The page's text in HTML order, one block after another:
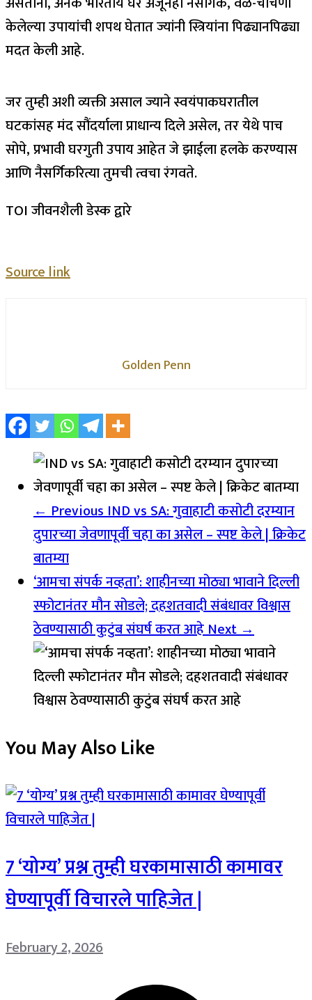
केलेल्या उपायांची शपथ घेतात ज्यांनी स्त्रियांना पिढ्यानपिढ्या
मदत केली आहे.
जर तुम्ही अशी व्यक्ती असाल ज्याने स्वयंपाकघरातील
घटकांसह मंद सौंदर्याला प्राधान्य दिले असेल, तर येथे पाच
सोपे, प्रभावी घरगुती उपाय आहेत जे झाईला हलके करण्यास
आणि नैसर्गिकरित्या तुमची त्वचा रंगवते.
TOI जीवनशैली डेस्क द्वारे
Source link
Golden Penn
← PreviousIND vs SA: गुवाहाटी कसोटी दरम्यान
दुपारच्या जेवणापूर्वी चहा का असेल – स्पष्ट केले | क्रिकेट
बातम्या
‘आमचा संपर्क नव्हता’: शाहीनच्या मोठ्या भावाने दिल्ली
स्फोटानंतर मौन सोडले; दहशतवादी संबंधावर विश्वास
ठेवण्यासाठी कुटुंब संघर्ष करत आहेNext →
You May Also Like
7 ‘योग्य’ प्रश्न तुम्ही घरकामासाठी कामावर
घेण्यापूर्वी विचारले पाहिजेत |
February 2, 2026